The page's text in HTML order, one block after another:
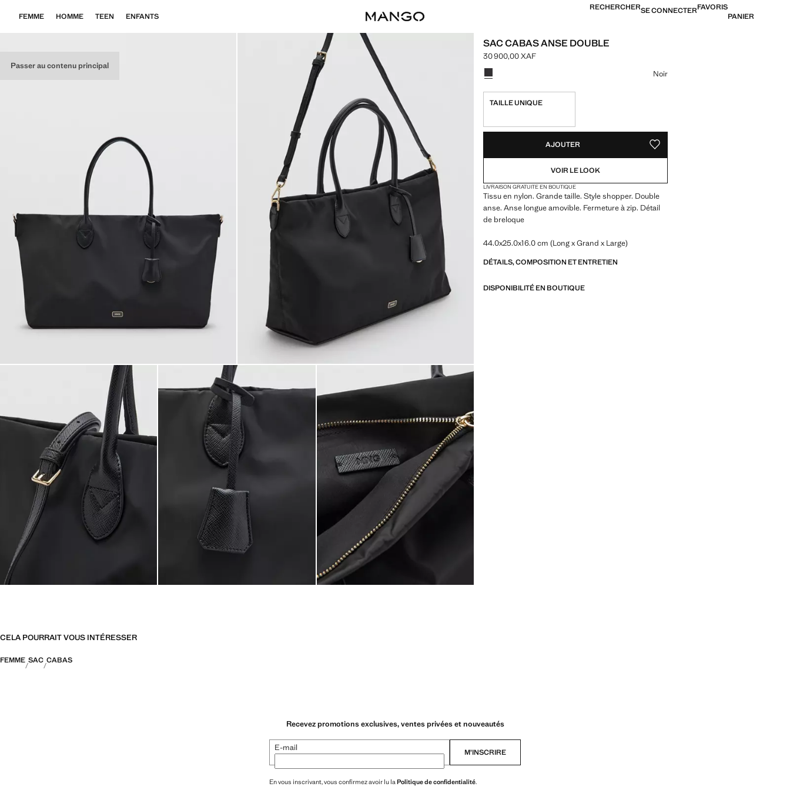
Passer au contenu principal
FEMME HOMME TEEN ENFANTS
RECHERCHERSE CONNECTERFAVORIS
PANIER
SAC CABAS ANSE DOUBLE
Prix actuel [30 900,00 XAF ]
30 900,00 XAF
Choisissez une couleur
Noir
TAILLE UNIQUE
AJOUTER AJOUTER AUX FAVORIS
VOIR LE LOOK
LIVRAISON GRATUITE EN BOUTIQUE
Tissu en nylon. Grande taille. Style shopper. Double
anse. Anse longue amovible. Fermeture à zip. Détail
de breloque
44.0x25.0x16.0 cm (Long x Grand x Large)
DÉTAILS, COMPOSITION ET ENTRETIEN
DISPONIBILITÉ EN BOUTIQUE
CELA POURRAIT VOUS INTÉRESSER
FEMME SAC CABAS
Recevez promotions exclusives, ventes privées et nouveautés
E-mail M’INSCRIRE
En vous inscrivant, vous confirmez avoir lu laPolitique de confidentialité.